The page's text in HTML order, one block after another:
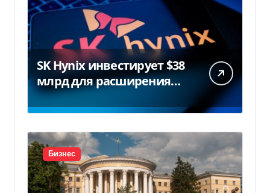
SK Hynix инвестирует $38
млрд для расширения
заводов в Южной Корее
Бизнес